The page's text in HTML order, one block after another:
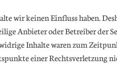
wir keinen Einfluss haben.
Anbieter oder Betreiber
Inhalte waren zum
einer Rechtsverletzung